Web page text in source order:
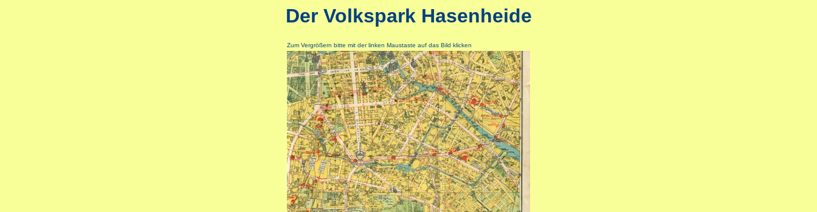
Der Volkspark Hasenheide
Zum Vergrößern bitte mit der linken Maustaste auf das Bild klicken